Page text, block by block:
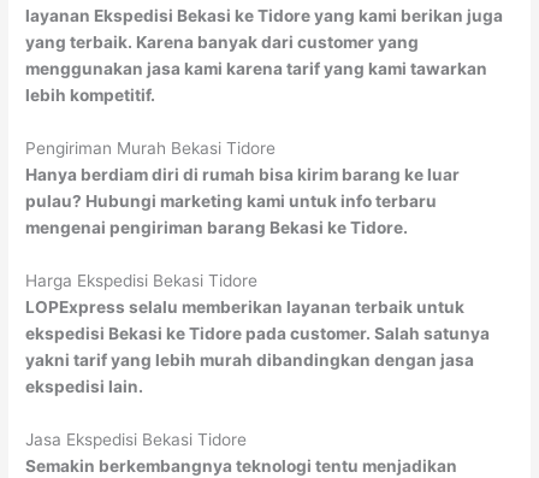
layanan Ekspedisi Bekasi ke Tidore yang kami berikan juga
yang terbaik. Karena banyak dari customer yang
menggunakan jasa kami karena tarif yang kami tawarkan
lebih kompetitif.
Pengiriman Murah Bekasi Tidore
Hanya berdiam diri di rumah bisa kirim barang ke luar
pulau? Hubungi marketing kami untuk info terbaru
mengenai pengiriman barang Bekasi ke Tidore.
Harga Ekspedisi Bekasi Tidore
LOPExpress selalu memberikan layanan terbaik untuk
ekspedisi Bekasi ke Tidore pada customer. Salah satunya
yakni tarif yang lebih murah dibandingkan dengan jasa
ekspedisi lain.
Jasa Ekspedisi Bekasi Tidore
Semakin berkembangnya teknologi tentu menjadikan